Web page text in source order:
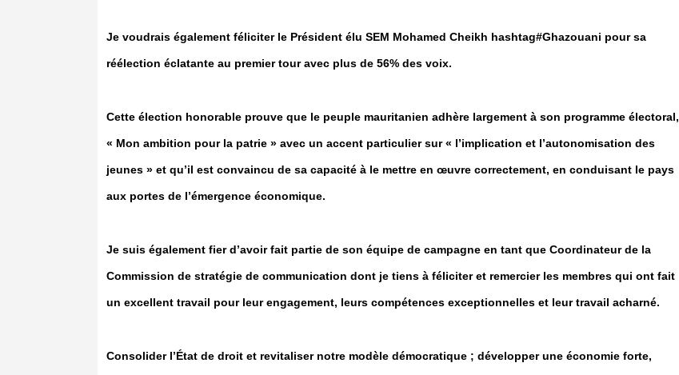
Je voudrais également féliciter le Président élu SEM Mohamed Cheikh hashtag#Ghazouani pour sa
réélection éclatante au premier tour avec plus de 56% des voix.
Cette élection honorable prouve que le peuple mauritanien adhère largement à son programme électoral,
« Mon ambition pour la patrie » avec un accent particulier sur « l’implication et l’autonomisation des
jeunes » et qu’il est convaincu de sa capacité à le mettre en œuvre correctement, en conduisant le pays
aux portes de l’émergence économique.
Je suis également fier d’avoir fait partie de son équipe de campagne en tant que Coordinateur de la
Commission de stratégie de communication dont je tiens à féliciter et remercier les membres qui ont fait
un excellent travail pour leur engagement, leurs compétences exceptionnelles et leur travail acharné.
Consolider l’État de droit et revitaliser notre modèle démocratique ; développer une économie forte,